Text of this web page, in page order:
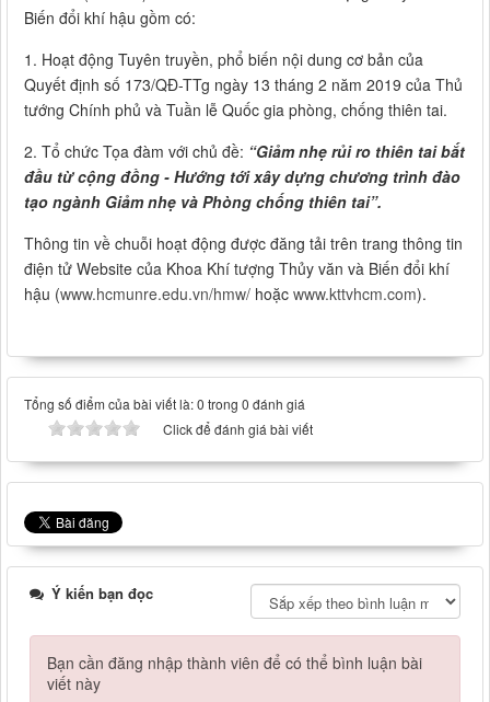
Biến đổi khí hậu gồm có:
1. Hoạt động Tuyên truyền, phổ biến nội dung cơ bản của
Quyết định số 173/QĐ-TTg ngày 13 tháng 2 năm 2019 của Thủ
tướng Chính phủ và Tuần lễ Quốc gia phòng, chống thiên tai.
2. Tổ chức Tọa đàm với chủ đề: “Giảm nhẹ rủi ro thiên tai bắt
đầu từ cộng đồng - Hướng tới xây dựng chương trình đào
tạo ngành Giảm nhẹ và Phòng chống thiên tai”.
Thông tin về chuỗi hoạt động được đăng tải trên trang thông tin
điện tử Website của Khoa Khí tượng Thủy văn và Biến đổi khí
hậu (www.hcmunre.edu.vn/hmw/ hoặc www.kttvhcm.com).
Tổng số điểm của bài viết là: 0 trong 0 đánh giá
Click để đánh giá bài viết
Ý kiến bạn đọc
Bạn cần đăng nhập thành viên để có thể bình luận bài
viết này